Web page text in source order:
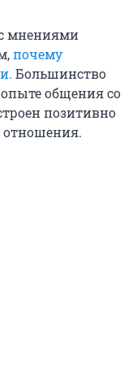
мнениями
почему
Большинство
общения со
позитивно
отношения.